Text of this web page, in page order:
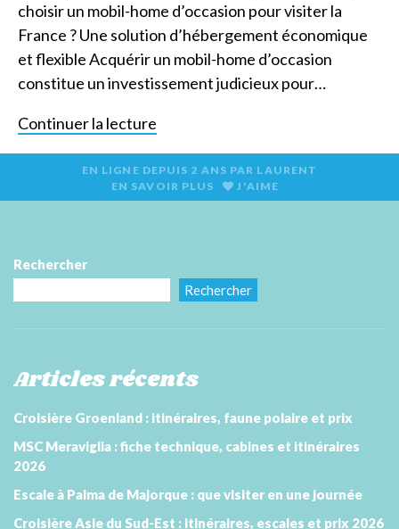
choisir un mobil-home d’occasion pour visiter la
France ? Une solution d’hébergement économique
et flexible Acquérir un mobil-home d’occasion
constitue un investissement judicieux pour…
Continuer la lecture
EN LIGNE DEPUIS 2 ANS PAR LAURENT
EN SAVOIR PLUS
J'AIME
Rechercher
Rechercher
Articles récents
Croisière Groenland : itinéraires, faune polaire et prix
MSC Meraviglia : fiche technique, cabines et itinéraires
2026
Escale à Palma de Majorque : que visiter en une journée
Croisière Asie du Sud-Est : itinéraires, escales et prix 2026